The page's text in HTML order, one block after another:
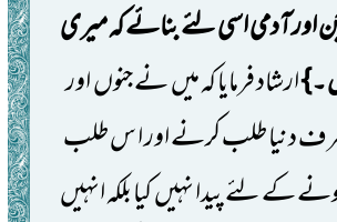
آدمی اسی لئے بنائے کہ میری
۔}ارشاد فرمایا کہ میںنے جنوںاور
دنیا طلب کرنے اور ا س طلب
کے لئے پیدا نہیںکیا بلکہ انہیں